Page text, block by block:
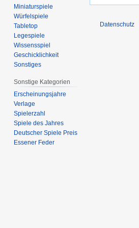
Miniaturspiele
Würfelspiele
Tabletop
Legespiele
Wissensspiel
Geschicklichkeit
Sonstiges
Sonstige Kategorien
Erscheinungsjahre
Verlage
Spielerzahl
Spiele des Jahres
Deutscher Spiele Preis
Essener Feder
Datenschutz